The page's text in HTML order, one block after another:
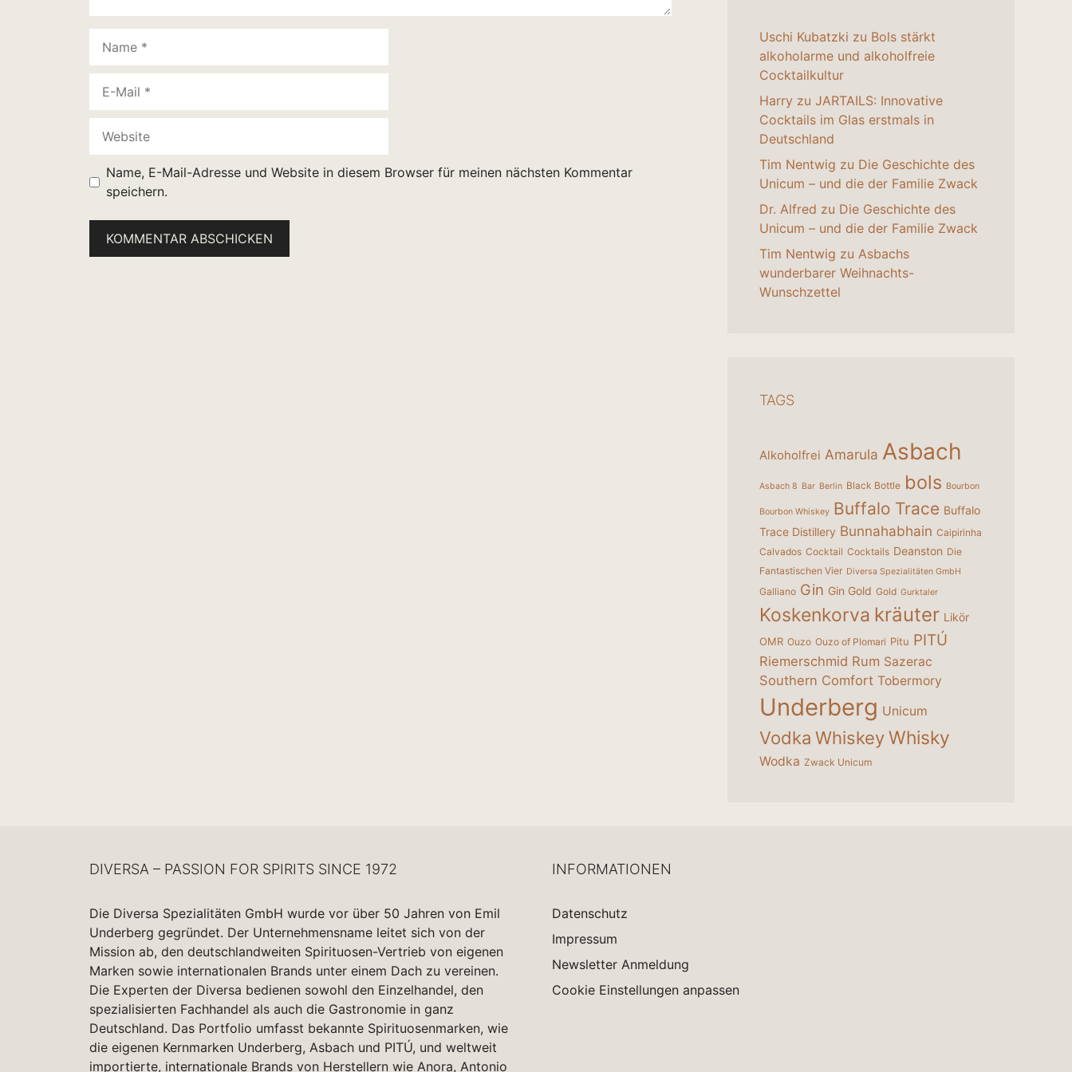
Mail
Name, E-Mail-Adresse und Website in diesem Browser für meinen nächsten Kommentar
speichern.
Uschi Kubatzki zu Bols stärkt
alkoholarme und alkoholfreie
Cocktailkultur
Harry zu JARTAILS: Innovative
Cocktails im Glas erstmals in
Deutschland
Tim Nentwig zu Die Geschichte des
Unicum – und die der Familie Zwack
Dr. Alfred zu Die Geschichte des
Unicum – und die der Familie Zwack
Tim Nentwig zu Asbachs
wunderbarer Weihnachts-
Wunschzettel
TAGS
Alkoholfrei Amarula Asbach
Asbach 8 Bar Berlin Black Bottle bols Bourbon
Bourbon Whiskey Buffalo Trace Buffalo
Trace Distillery Bunnahabhain Caipirinha
Calvados Cocktail Cocktails Deanston Die
Fantastischen Vier Diversa Spezialitäten GmbH
Galliano Gin Gin Gold Gold Gurktaler
Koskenkorva kräuter Likör
OMR Ouzo Ouzo of Plomari Pitu PITÚ
Riemerschmid Rum Sazerac
Southern Comfort Tobermory
Underberg Unicum
Vodka WhiskeyWhisky
Wodka Zwack Unicum
DIVERSA – PASSION FOR SPIRITS SINCE 1972
Die Diversa Spezialitäten GmbH wurde vor über 50 Jahren von Emil
Underberg gegründet. Der Unternehmensname leitet sich von der
Mission ab, den deutschlandweiten Spirituosen-Vertrieb von eigenen
Marken sowie internationalen Brands unter einem Dach zu vereinen.
Die Experten der Diversa bedienen sowohl den Einzelhandel, den
spezialisierten Fachhandel als auch die Gastronomie in ganz
Deutschland. Das Portfolio umfasst bekannte Spirituosenmarken, wie
die eigenen Kernmarken Underberg, Asbach und PITÚ, und weltweit
importierte, internationale Brands von Herstellern wie Anora, Antonio
INFORMATIONEN
Datenschutz
Impressum
Newsletter Anmeldung
Cookie Einstellungen anpassen